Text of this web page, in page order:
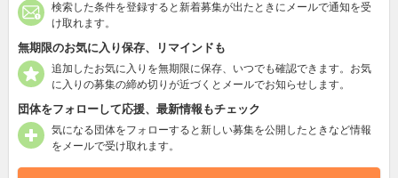
検索した条件を登録すると新着募集が出たときにメールで通知を受
け取れます。
無期限のお気に入り保存、リマインドも
追加したお気に入りを無期限に保存、いつでも確認できます。お気
に入りの募集の締め切りが近づくとメールでお知らせします。
団体をフォローして応援、最新情報もチェック
気になる団体をフォローすると新しい募集を公開したときなど情報
をメールで受け取れます。